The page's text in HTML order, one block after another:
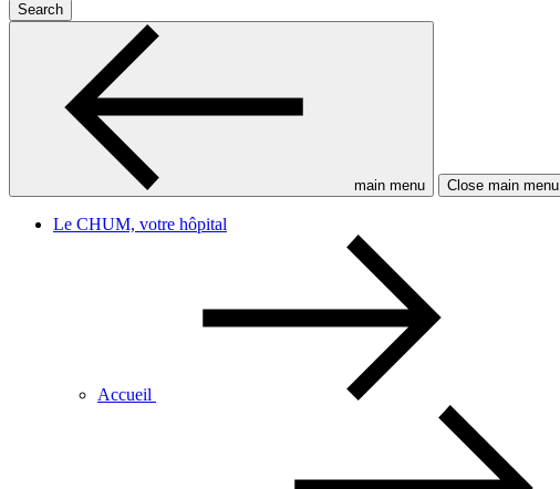
Search
main menu Close main menu
Le CHUM, votre hôpital
Accueil